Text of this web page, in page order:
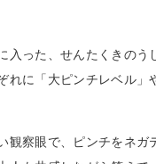
入った、せんたくきの
れに「大ピンチレベル
観察眼で、ピンチをネ